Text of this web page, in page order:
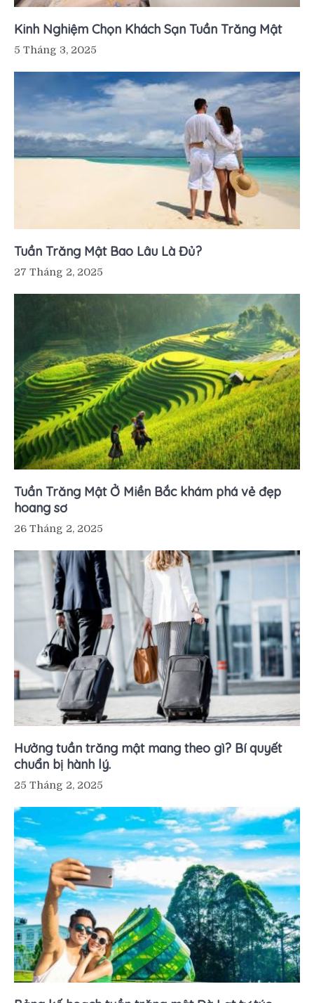
Kinh Nghiệm Chọn Khách Sạn Tuần Trăng Mật
5 Tháng 3, 2025
Tuần Trăng Mật Bao Lâu Là Đủ?
27 Tháng 2, 2025
Tuần Trăng Mật Ở Miền Bắc khám phá vẻ đẹp
hoang sơ
26 Tháng 2, 2025
Hưởng tuần trăng mật mang theo gì? Bí quyết
chuẩn bị hành lý.
25 Tháng 2, 2025